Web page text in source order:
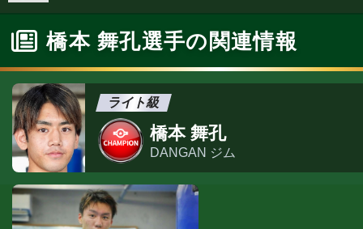
橋本 舞孔選手の関連情報
ライト級
橋本 舞孔
DANGAN ジム